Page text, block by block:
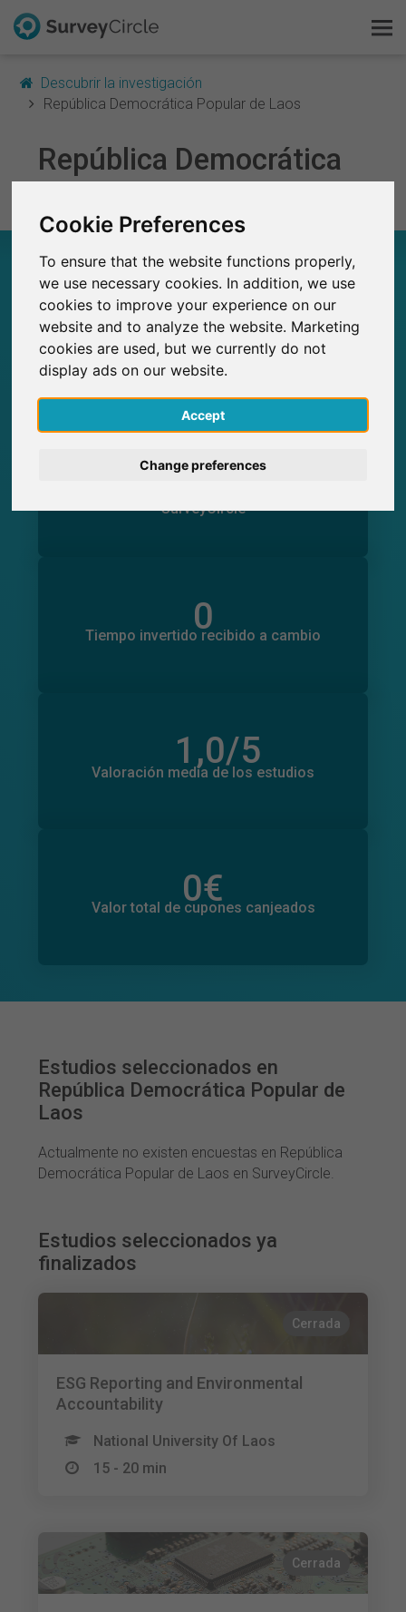
Cookie Preferences
To ensure that the website functions properly,
we use necessary cookies. In addition, we use
cookies to improve your experience on our
website and to analyze the website. Marketing
cookies are used, but we currently do not
display ads on our website.
Accept
Change preferences
Descubrir la investigación
República Democrática Popular de Laos
República Democrática
EN RESUMEN – INVESTIGACIÓN EN
REPÚBLICA DEMOCRÁTICA POPULAR DE LAOS
0
Número total de estudios publicados en
SurveyCircle
0
Estudios actuales en SurveyCircle
0
SurveyCircle
0
Tiempo invertido recibido a cambio
0
Tiempo invertido en otros estudios
1,0/5
Valoración media de los estudios
0
Número total de valoraciones
0€
Valor total de cupones canjeados
0€
Valor total de donaciones
Estudios seleccionados en
República Democrática Popular de
Laos
Actualmente no existen encuestas en República
Democrática Popular de Laos en SurveyCircle.
Estudios seleccionados ya
finalizados
Cerrada
ESG Reporting and Environmental
Accountability
National University Of Laos
15 - 20 min
Cerrada
Survey Ranking
Explorar la investigación
FAQ
Regístrate gratis
Iniciar sesión
English
Deutsch